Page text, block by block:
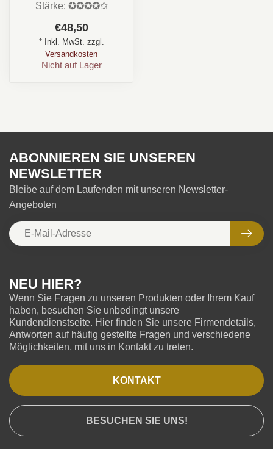
Stärke: ✪✪✪✪✩
Erde, Holz
Format : Robusto / ...
€48,50
* Inkl. MwSt. zzgl.
Versandkosten
Nicht auf Lager
NEU HIER?
Wenn Sie Fragen zu unseren Produkten oder Ihrem Kauf
haben, besuchen Sie unbedingt unsere
Kundendienstseite. Hier finden Sie unsere Firmendetails,
Antworten auf häufig gestellte Fragen und verschiedene
Möglichkeiten, mit uns in Kontakt zu treten.
KONTAKT
BESUCHEN SIE UNS!
ABONNIEREN SIE UNSEREN
NEWSLETTER
Bleibe auf dem Laufenden mit unseren Newsletter-
Angeboten